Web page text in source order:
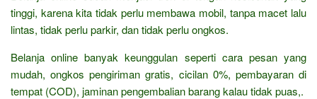
tinggi, karena kita tidak perlu membawa mobil, tanpa macet lalu
lintas, tidak perlu parkir, dan tidak perlu ongkos.
Belanja online banyak keunggulan seperti cara pesan yang
mudah, ongkos pengiriman gratis, cicilan 0%, pembayaran di
tempat (COD), jaminan pengembalian barang kalau tidak puas,.